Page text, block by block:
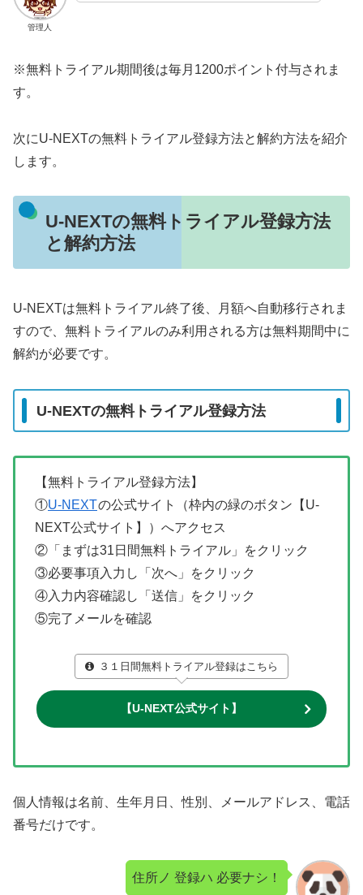
管理人
※無料トライアル期間後は毎月1200ポイント付与されま
す。
次にU-NEXTの無料トライアル登録方法と解約方法を紹介
します。
U-NEXTの無料トライアル登録方法
と解約方法
U-NEXTは無料トライアル終了後、月額へ自動移行されま
すので、無料トライアルのみ利用される方は無料期間中に
解約が必要です。
U-NEXTの無料トライアル登録方法
【無料トライアル登録方法】
①U-NEXTの公式サイト（枠内の緑のボタン【U-
NEXT公式サイト】）へアクセス
②「まずは31日間無料トライアル」をクリック
③必要事項入力し「次へ」をクリック
④入力内容確認し「送信」をクリック
⑤完了メールを確認
３１日間無料トライアル登録はこちら
【U-NEXT公式サイト】
個人情報は名前、生年月日、性別、メールアドレス、電話
番号だけです。
住所ノ 登録ハ 必要ナシ！